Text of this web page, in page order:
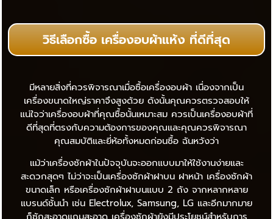
วิธีเลือกซื้อ เครื่องอบผ้าแห้ง ที่ดีที่สุด
มีหลายสิ่งที่ควรพิจารณาเมื่อซื้อเครื่องอบผ้า เนื่องจากเป็น
เครื่องขนาดใหญ่ราคาจึงสูงด้วย ดังนั้นคุณควรตรวจสอบให้
แน่ใจว่าเครื่องอบผ้าที่คุณซื้อนั้นเหมาะสม ควรเป็นเครื่องอบผ้าที่
ดีที่สุดที่ตรงกับความต้องการของคุณและคุณควรพิจารณา
คุณสมบัติและยี่ห้อทั้งหมดก่อนซื้อ ฉันหวังว่า
แม้ว่าเครื่องซักผ้าในปัจจุบันจะออกแบบมาให้ใช้งานง่ายและ
สะดวกสุดๆ ไม่ว่าจะเป็นเครื่องซักผ้าฝาบน ฝาหน้า เครื่องซักผ้า
ขนาดเล็ก หรือเครื่องซักผ้าฝาบนแบบ 2 ถัง จากหลากหลาย
แบรนด์ชั้นนำ เช่น Electrolux, Samsung, LG และอีกมากมาย